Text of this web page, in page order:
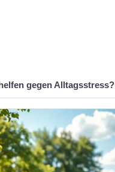
gegen Alltagsstress?